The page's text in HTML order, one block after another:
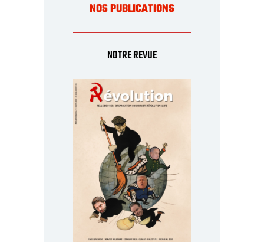
NOS PUBLICATIONS
NOTRE REVUE